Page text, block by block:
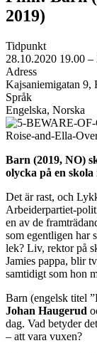
2019)
Tidpunkt
28.10.2020 19.00 –
Adress
Kajsaniemigatan 9,
Språk
Engelska, Norska
Barn (2019, NO)
olycka på en
Det är rast, och
Arbeiderpartiet-
en av de
som egentligen har
lek? Liv, rektor på
Jamies pappa, blir
samtidigt som hon
Barn (engelsk titel
Johan Haugerud
dag. Vad betyder
– att vara vuxen?